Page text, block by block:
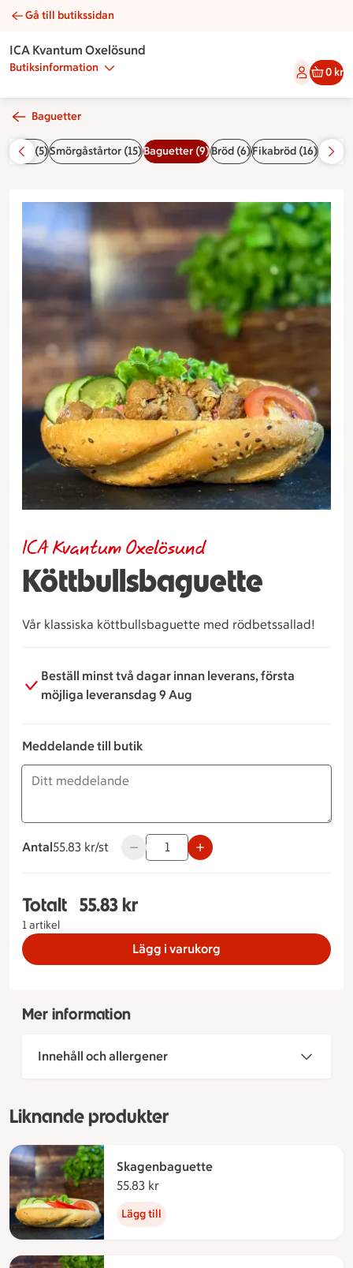
Köttbullsbaguette | Catering ICA Kvantum Oxelösund
Gå till butikssidan
ICA Kvantum Oxelösund
Butiksinformation 0 kr
Baguetter
(5)Smörgåstårtor (15)Baguetter (9)Bröd (6)Fikabröd (16)Tårtor
Köttbullsbaguette
ICA Kvantum Oxelösund
Vår klassiska köttbullsbaguette med rödbetssallad!
Beställ minst två dagar innan leverans, första
möjliga leveransdag 9 Aug
Meddelande till butik
Antal
55.83 kronor styck
55.83 kr/st Använd knapparna för att minska eller
Totalt
1 artikel
Totalt 1 stycken Köttbullsbaguette, 55.83 kronor
55.83 kr
Lägg i varukorg
Mer information
Innehåll och allergener
Liknande produkter
Skagenbaguette
55.83 kr
Lägg till